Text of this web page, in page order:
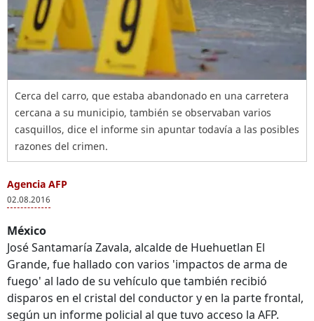
Cerca del carro, que estaba abandonado en una carretera
cercana a su municipio, también se observaban varios
casquillos, dice el informe sin apuntar todavía a las posibles
razones del crimen.
Agencia AFP
02.08.2016
México
José Santamaría Zavala, alcalde de Huehuetlan El
Grande, fue hallado con varios 'impactos de arma de
fuego' al lado de su vehículo que también recibió
disparos en el cristal del conductor y en la parte frontal,
según un informe policial al que tuvo acceso la AFP.